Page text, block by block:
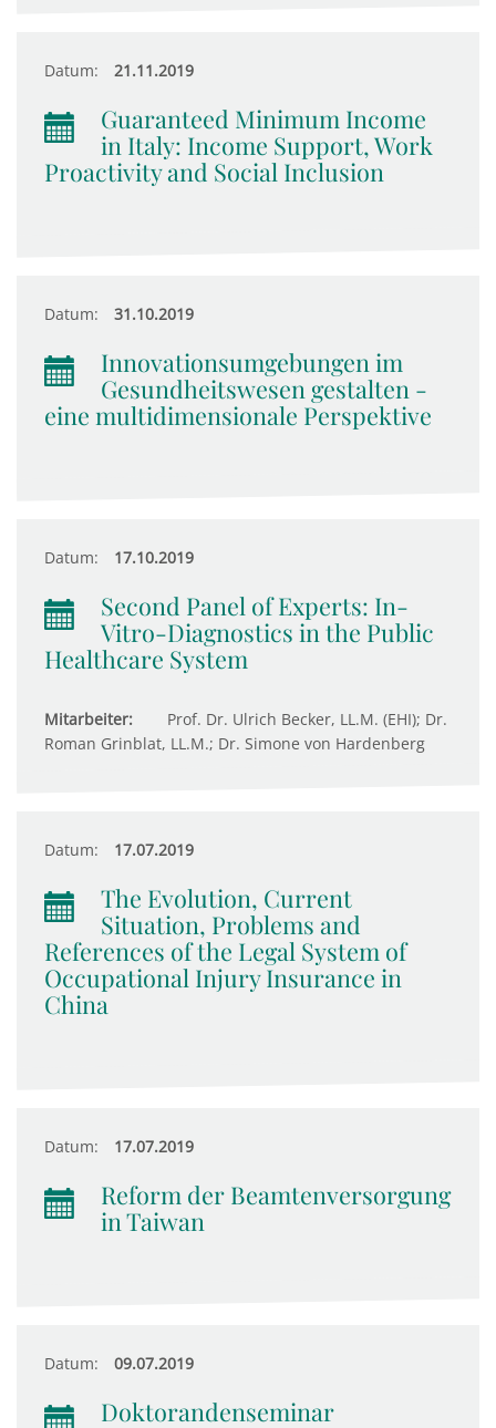
Datum: 21.11.2019
Guaranteed Minimum Income
in Italy: Income Support, Work
Proactivity and Social Inclusion
Datum: 31.10.2019
Innovationsumgebungen im
Gesundheitswesen gestalten -
eine multidimensionale Perspektive
Datum: 17.10.2019
Second Panel of Experts: In-
Vitro-Diagnostics in the Public
Healthcare System
Mitarbeiter:
Prof. Dr. Ulrich Becker, LL.M. (EHI); Dr.
Roman Grinblat, LL.M.; Dr. Simone von Hardenberg
Datum: 17.07.2019
The Evolution, Current
Situation, Problems and
References of the Legal System of
Occupational Injury Insurance in
China
Datum: 17.07.2019
Reform der Beamtenversorgung
in Taiwan
Datum: 09.07.2019
Doktorandenseminar